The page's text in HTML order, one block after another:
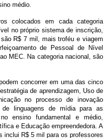
médio.
colocados em cada categoria
no próprio sistema de inscrição,
R$ 7 mil, mais troféu e viagem
de Pessoal de Nível
MEC. Na categoria nacional, são
concorrer em uma das cinco
de aprendizagem, Uso de
no processo de inovação
linguagens de mídia para as
ensino fundamental e médio,
e Educação empreendedora. A
inclui R$ 5 mil para os professores